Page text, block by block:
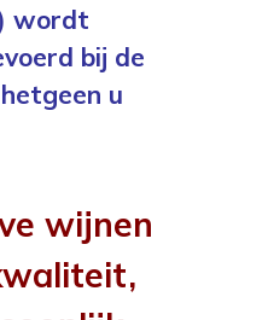
wordt
bij de
u
wijnen